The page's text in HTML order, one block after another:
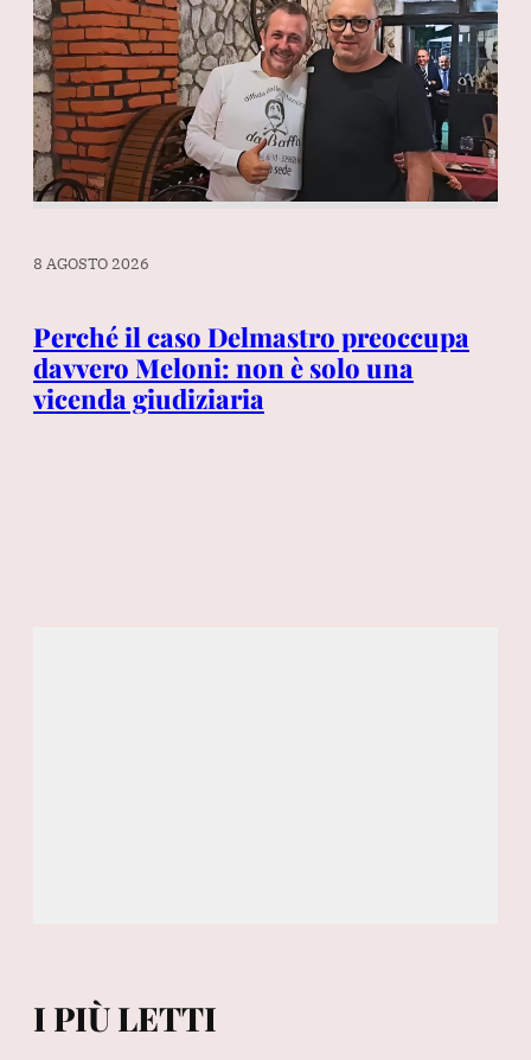
8 AGOSTO 2026
Perché il caso Delmastro preoccupa
davvero Meloni: non è solo una
vicenda giudiziaria
I PIÙ LETTI